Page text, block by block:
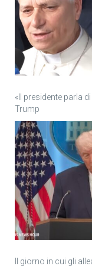
«Il presidente parla
Trump
Il giorno in cui gli